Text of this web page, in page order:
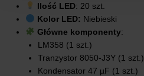
Ilość LED: 20 szt.
Kolor LED: Niebieski
Główne komponenty:
LM358 (1 szt.)
Tranzystor 8050-J3Y (1 szt.)
Kondensator 47 µF (1 szt.)